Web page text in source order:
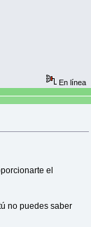
En línea
el
no puedes saber